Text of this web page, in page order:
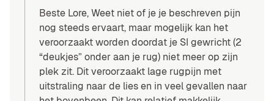
Beste Lore, Weet niet of je je beschreven pijn
nog steeds ervaart, maar mogelijk kan het
veroorzaakt worden doordat je SI gewricht (2
“deukjes” onder aan je rug) niet meer op zijn
plek zit. Dit veroorzaakt lage rugpijn met
uitstraling naar de lies en in veel gevallen naar